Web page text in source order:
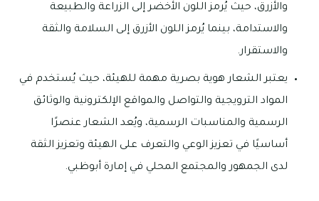
والأزرق، حيث يُرمز اللون الأخضر إلى الزراعة والطبيعة
والاستدامة، بينما يُرمز اللون الأزرق إلى السلامة والثقة
والاستقرار.
يعتبر الشعار هوية بصرية مهمة للهيئة، حيث يُستخدم في
المواد الترويجية والتواصل والمواقع الإلكترونية والوثائق
الرسمية والمناسبات الرسمية، ويُعد الشعار عنصرًا
أساسيًا في تعزيز الوعي والتعرف على الهيئة وتعزيز الثقة
لدى الجمهور والمجتمع المحلي في إمارة أبوظبي.